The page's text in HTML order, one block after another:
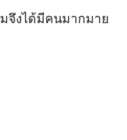
มจึงได้มีคนมากมาย